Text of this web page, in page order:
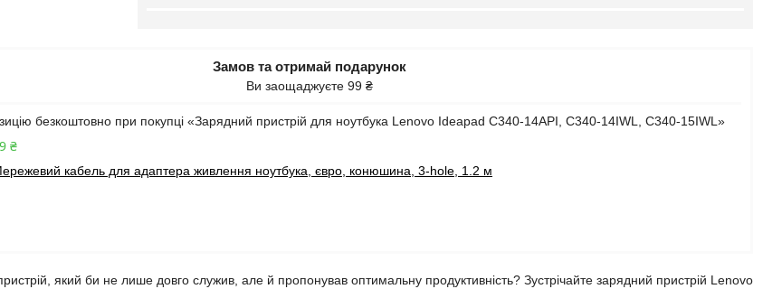
Замов та отримай подарунок
Ви заощаджуєте 99 ₴
безкоштовно при покупці «Зарядний пристрій для ноутбука Lenovo Ideapad C340-14API, C340-14IWL, C340-15IWL»
₴
кабель для адаптера живлення ноутбука, євро, конюшина, 3-hole, 1.2 м
який би не лише довго служив, але й пропонував оптимальну продуктивність? Зустрічайте зарядний пристрій Lenovo